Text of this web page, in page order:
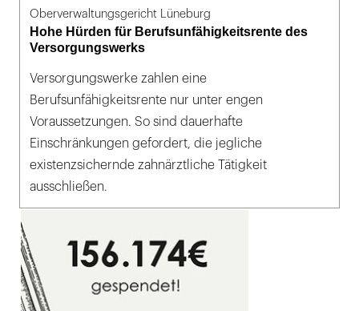
Oberverwaltungsgericht Lüneburg
Hohe Hürden für Berufsunfähigkeitsrente des
Versorgungswerks
Versorgungswerke zahlen eine
Berufsunfähigkeitsrente nur unter engen
Voraussetzungen. So sind dauerhafte
Einschränkungen gefordert, die jegliche
existenzsichernde zahnärztliche Tätigkeit
ausschließen.